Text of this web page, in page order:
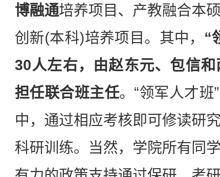
博融通培养项目、产教融合本
创新(本科)培养项目。其中， “
30人左右，由赵东元、包信
担任联合班主任。“领军人才
中，通过相应考核即可修读研
科研训练。当然，学院所有同